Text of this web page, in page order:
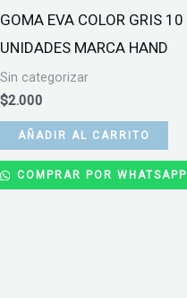
GOMA EVA COLOR GRIS 10
UNIDADES MARCA HAND
Sin categorizar
$2.000
AÑADIR AL CARRITO
COMPRAR POR WHATSAPP